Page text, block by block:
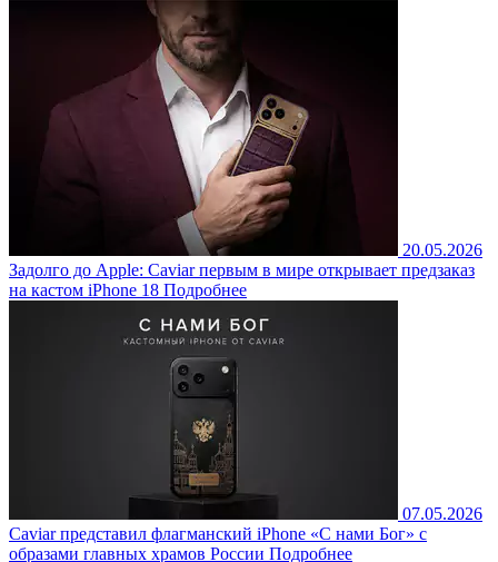
20.05.2026
Задолго до Apple: Caviar первым в мире открывает предзаказ
на кастом iPhone 18 Подробнее
07.05.2026
Caviar представил флагманский iPhone «С нами Бог» с
образами главных храмов России Подробнее